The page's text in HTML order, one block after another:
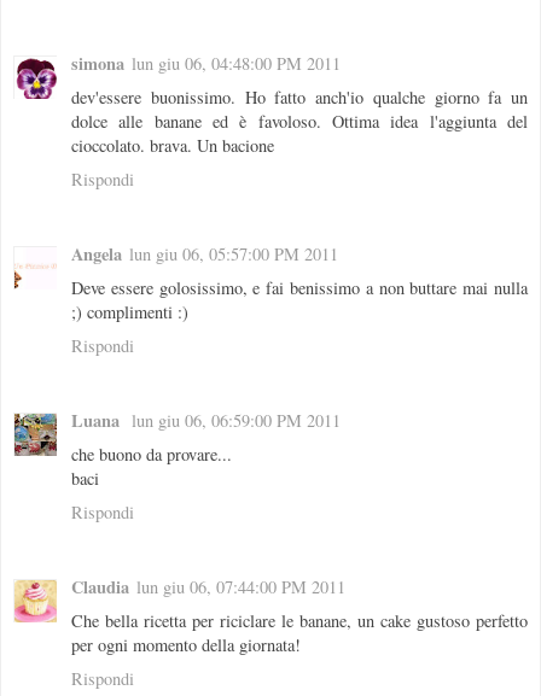
simona lun giu 06, 04:48:00 PM 2011
dev'essere buonissimo. Ho fatto anch'io qualche giorno fa un
dolce alle banane ed è favoloso. Ottima idea l'aggiunta del
cioccolato. brava. Un bacione
Rispondi
Angela lun giu 06, 05:57:00 PM 2011
Deve essere golosissimo, e fai benissimo a non buttare mai nulla
;) complimenti :)
Rispondi
Luana lun giu 06, 06:59:00 PM 2011
che buono da provare...
baci
Rispondi
Claudia lun giu 06, 07:44:00 PM 2011
Che bella ricetta per riciclare le banane, un cake gustoso perfetto
per ogni momento della giornata!
Rispondi